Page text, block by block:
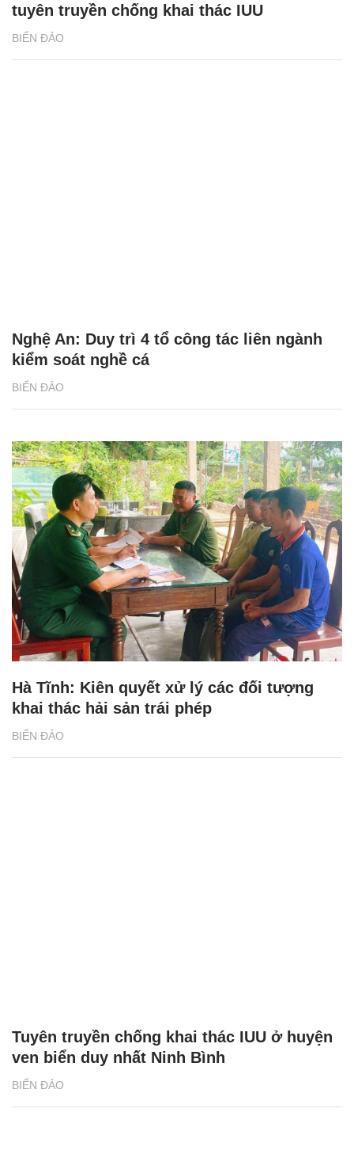
BIỂN ĐẢO
tuyên truyền chống khai thác IUU
BIỂN ĐẢO
Nghệ An: Duy trì 4 tổ công tác liên ngành
kiểm soát nghề cá
BIỂN ĐẢO
Hà Tĩnh: Kiên quyết xử lý các đối tượng
khai thác hải sản trái phép
BIỂN ĐẢO
Tuyên truyền chống khai thác IUU ở huyện
ven biển duy nhất Ninh Bình